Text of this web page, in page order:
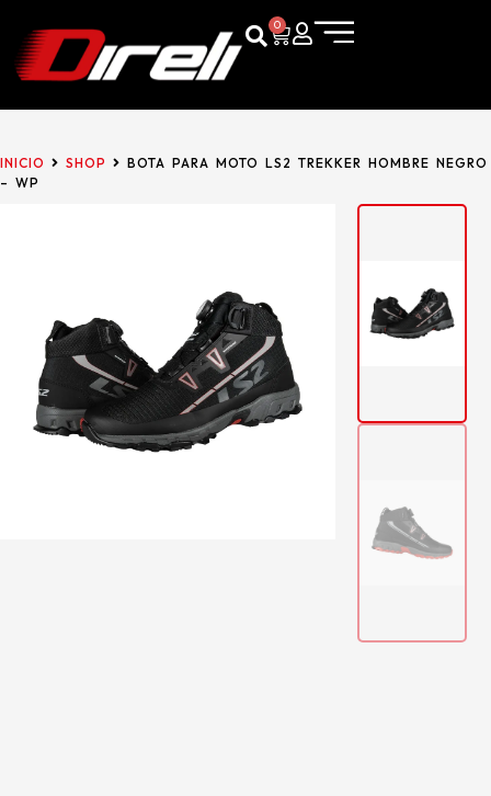
0
INICIO SHOP
BOTA PARA MOTO LS2 TREKKER HOMBRE NEGRO
– WP